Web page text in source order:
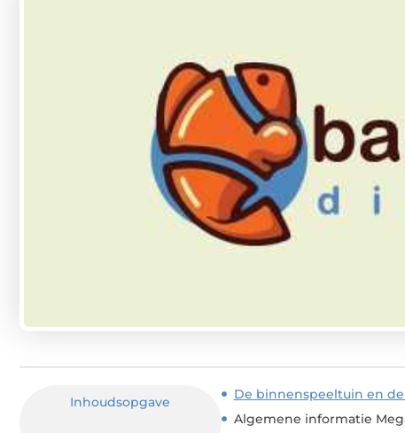
Inhoudsopgave
De binnenspeeltuin en
Algemene informatie